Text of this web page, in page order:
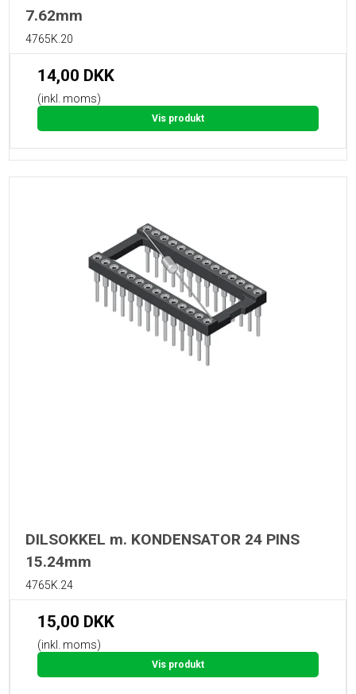
7.62mm
4765K.20
14,00 DKK
(inkl. moms)
Vis produkt
DILSOKKEL m. KONDENSATOR 24 PINS
15.24mm
4765K.24
15,00 DKK
(inkl. moms)
Vis produkt